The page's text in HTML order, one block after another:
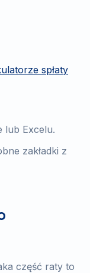
spłaty
lub Excelu.
zakładki z
część raty to